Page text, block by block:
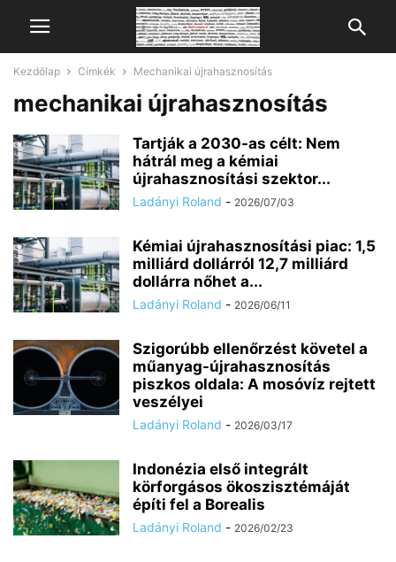
Kezdőlap Címkék Mechanikai újrahasznosítás
mechanikai újrahasznosítás
Tartják a 2030-as célt: Nem
hátrál meg a kémiai
újrahasznosítási szektor...
Ladányi Roland - 2026/07/03
Kémiai újrahasznosítási piac: 1,5
milliárd dollárról 12,7 milliárd
dollárra nőhet a...
Ladányi Roland - 2026/06/11
Szigorúbb ellenőrzést követel a
műanyag-újrahasznosítás
piszkos oldala: A mosóvíz rejtett
veszélyei
Ladányi Roland - 2026/03/17
Indonézia első integrált
körforgásos ökoszisztémáját
építi fel a Borealis
Ladányi Roland - 2026/02/23
Chat
Helló! Miben segíthetek ma?